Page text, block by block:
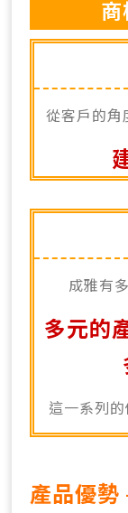
Search
for:
從客戶的角
成雅有
多元的
這一系列
產品優勢